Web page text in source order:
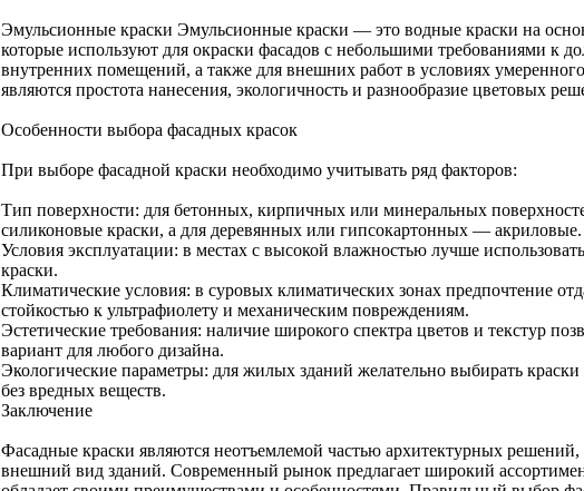
Эмульсионные краски Эмульсионные краски — это водные краски на
которые используют для окраски фасадов с небольшими требованиями к
внутренних помещений, а также для внешних работ в условиях
являются простота нанесения, экологичность и разнообразие цветовых
Особенности выбора фасадных красок
При выборе фасадной краски необходимо учитывать ряд факторов:
Тип поверхности: для бетонных, кирпичных или минеральных
силиконовые краски, а для деревянных или гипсокартонных — акриловые.
Условия эксплуатации: в местах с высокой влажностью лучше
краски.
Климатические условия: в суровых климатических зонах предпочтение
стойкостью к ультрафиолету и механическим повреждениям.
Эстетические требования: наличие широкого спектра цветов и текстур
вариант для любого дизайна.
Экологические параметры: для жилых зданий желательно выбирать
без вредных веществ.
Заключение
Фасадные краски являются неотъемлемой частью архитектурных
внешний вид зданий. Современный рынок предлагает широкий